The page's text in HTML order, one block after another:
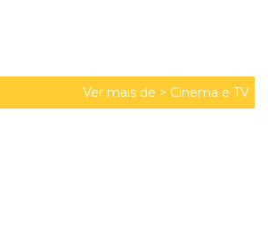
Ver mais de > Cinema e TV